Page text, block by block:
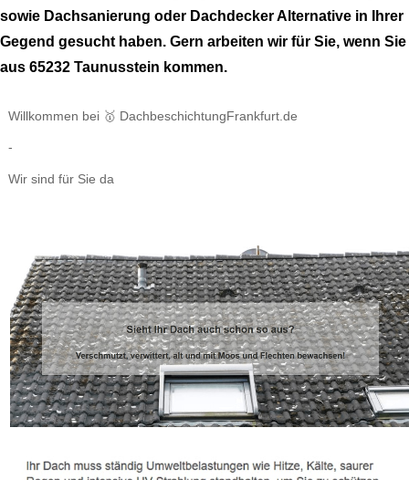
sowie Dachsanierung oder Dachdecker Alternative in Ihrer
Gegend gesucht haben. Gern arbeiten wir für Sie, wenn Sie
aus 65232 Taunusstein kommen.
Willkommen bei 🥇 DachbeschichtungFrankfurt.de
-
Wir sind für Sie da